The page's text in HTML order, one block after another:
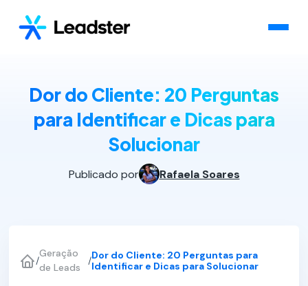
Dor do Cliente: 20 Perguntas
para Identificar e Dicas para
Solucionar
Publicado por Rafaela Soares
/
Geração
de Leads
/Dor do Cliente: 20 Perguntas para
Identificar e Dicas para Solucionar